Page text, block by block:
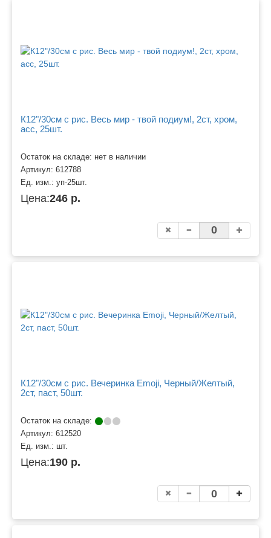
К12"/30см с рис. Весь мир - твой подиум!, 2ст, хром,
асс, 25шт.
Остаток на складе: нет в наличии
Артикул: 612788
Ед. изм.: уп-25шт.
Цена:246 р.
К12"/30см с рис. Вечеринка Emoji, Черный/Желтый,
2ст, паст, 50шт.
Остаток на складе:
Артикул: 612520
Ед. изм.: шт.
Цена:190 р.